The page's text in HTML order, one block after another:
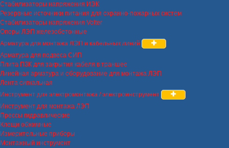
Стабилизаторы напряжения ИЭК
Резервные источники питания для охранно-пожарных систем
Стабилизаторы напряжения Volter
Опоры ЛЭП железобетонные
Арматура для монтажа ЛЭП и кабельных линий
Арматура для подвеса СИП
Плита ПЗК для закрытия кабеля в траншее
Линейная арматура и оборудование для монтажа ЛЭП
Лента сигнальная
Инструмент для электромонтажа / электроинструмент
Инструмент для монтажа ЛЭП
Прессы гидравлические
Клещи обжимные
Измерительные приборы
Монтажный инструмент